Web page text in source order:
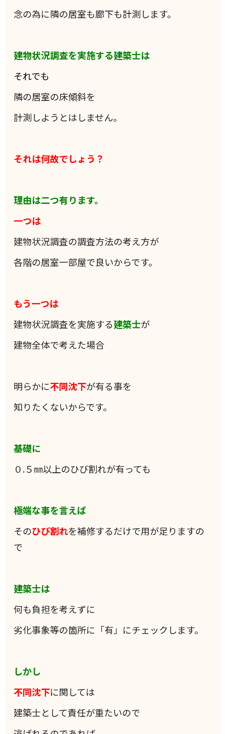
念の為に隣の居室も廊下も計測します。
建物状況調査を実施する建築士は
それでも
隣の居室の床傾斜を
計測しようとはしません。
それは何故でしょう？
理由は二つ有ります。
一つは
建物状況調査の調査方法の考え方が
各階の居室一部屋で良いからです。
もう一つは
建物状況調査を実施する建築士が
建物全体で考えた場合
明らかに不同沈下が有る事を
知りたくないからです。
基礎に
０.５㎜以上のひび割れが有っても
極端な事を言えば
そのひび割れを補修するだけで用が足りますの
で
建築士は
何も負担を考えずに
劣化事象等の箇所に「有」にチェックします。
しかし
不同沈下に関しては
建築士として責任が重たいので